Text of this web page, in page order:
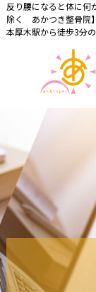
反り腰になると体に何
除く あかつき整骨院
本厚木駅から徒歩3分